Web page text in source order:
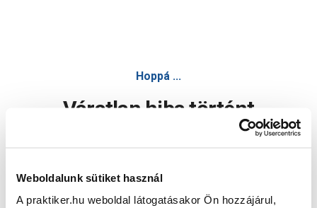
Weboldalunk sütiket használ
A praktiker.hu weboldal látogatásakor Ön hozzájárul,
Hoppá ...
Váratlan hiba történt
Oldal újratöltése